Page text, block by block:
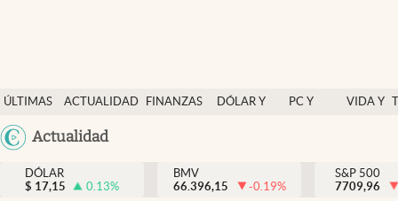
ÚLTIMAS
NOTICIAS
ACTUALIDAD
FINANZAS
DÓLAR Y
PC Y
VIDA Y
México
Actualidad
Actualidad
Finanzas y economía
Dólar y mercados
DÓLAR
$ 17,15 0.13%
BMV
66.396,15
-0.19%
S&P 500
7709,96